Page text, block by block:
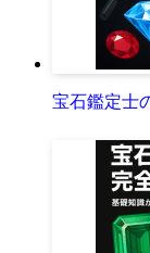
宝石鑑定士